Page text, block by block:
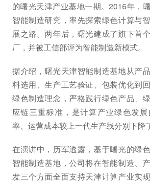
的曙光天津产业基地一期。2016年，
智能制造研究，率先探索绿色计算与
展之路。两年后，曙光建成了旗下首
厂，并被工信部评为智能制造新模式。
据介绍，曙光天津智能制造基地从产
料选用、生产工艺验证、包装优化到
绿色制造理念，严格践行绿色产品、
应链三重标准，是计算产业绿色发
率、运营成本较上一代生产线分别下降
在演讲中，历军透露，基于曙光的绿
智能制造基地，公司将在智能制造、
发三个方面全面支持天津计算产业实